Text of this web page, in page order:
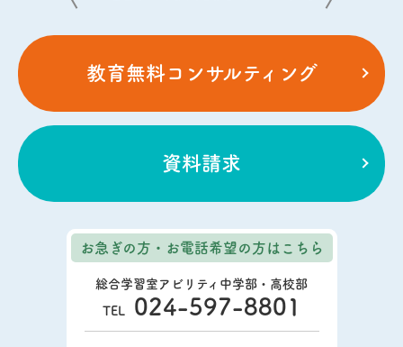
教育無料コンサルティング
資料請求
お急ぎの方・お電話希望の方はこちら
総合学習室アビリティ中学部・高校部
TEL 024-597-8801